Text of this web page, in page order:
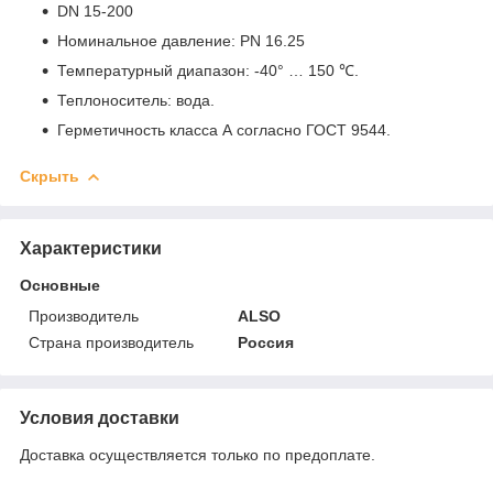
DN 15-200
Номинальное давление: PN 16.25
Температурный диапазон: -40° … 150 ℃.
Теплоноситель: вода.
Герметичность класса А согласно ГОСТ 9544.
Скрыть
Характеристики
Основные
Производитель
ALSO
Страна производитель
Россия
Условия доставки
Доставка осуществляется только по предоплате.